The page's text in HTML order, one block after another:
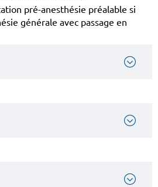
pré-anesthésie préalable si
générale avec passage en